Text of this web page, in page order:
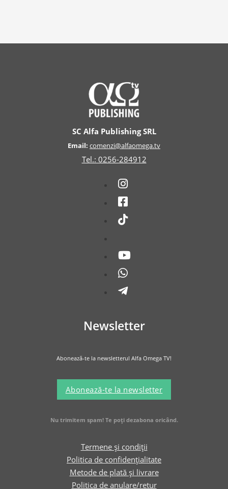
SC Alfa Publishing SRL
Email: comenzi@alfaomega.tv
Tel.: 0256-284912
Newsletter
Abonează-te la newsletterul Alfa Omega TV!
Abonează-te la newsletter
Nu trimitem spam! Te poți dezabona oricând.
Termene și condiții
Politica de confidențialitate
Metode de plată și livrare
Politica de anulare/retur